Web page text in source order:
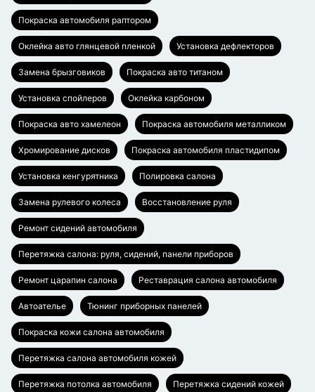
Покраска автомобиля раптором
Оклейка авто глянцевой пленкой Установка дефлекторов
Замена брызговиков Покраска авто титаном
Установка спойлеров Оклейка карбоном
Покраска авто хамелеон Покраска автомобиля металликом
Хромирование дисков Покраска автомобиля пластидипом
Установка кенгурятника Полировка салона
Замена рулевого колеса Восстановление руля
Ремонт сидений автомобиля
Перетяжка салона: руля, сидений, панели приборов
Ремонт царапин салона Реставрация салона автомобиля
Автоателье Тюнинг приборных панелей
Покраска кожи салона автомобиля
Перетяжка салона автомобиля кожей
Перетяжка потолка автомобиля Перетяжка сидений кожей